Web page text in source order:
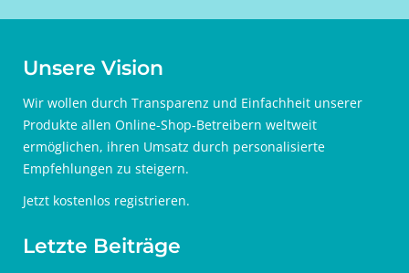
Unsere Vision
Wir wollen durch Transparenz und Einfachheit unserer
Produkte allen Online-Shop-Betreibern weltweit
ermöglichen, ihren Umsatz durch personalisierte
Empfehlungen zu steigern.
Jetzt kostenlos registrieren.
Letzte Beiträge